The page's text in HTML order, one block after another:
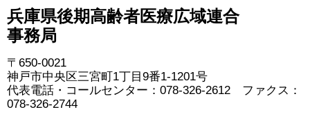
兵庫県後期高齢者医療広域連合
事務局
〒650-0021
神戸市中央区三宮町1丁目9番1-1201号
代表電話・コールセンター：078-326-2612 ファクス：
078-326-2744